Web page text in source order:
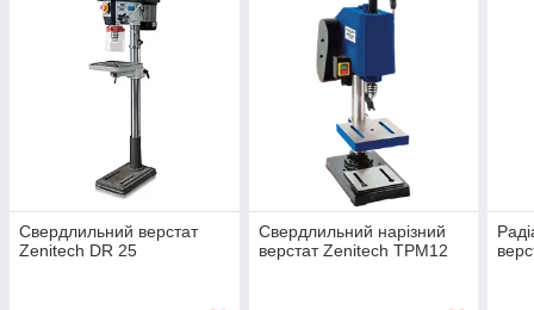
Свердлильний верстат
Zenitech DR 25
Свердлильний нарізний
верстат Zenitech TPM12